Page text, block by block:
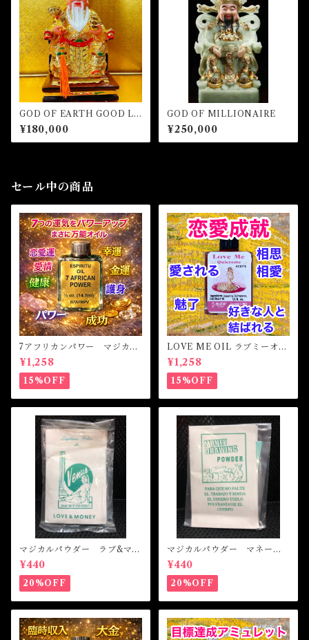
GOD OF EARTH GOOD LU
CK MILLIONAIRE
¥180,000
GOD OF MILLIONAIRE
¥250,000
セール中の商品
7アフリカンパワー マジカル
オイル・魔女オイル 7AFRI
CAN POWERS Magical Oil
¥1,258
15%OFF
LOVE ME OIL ラブミーオイ
ル -相思相愛・愛される-
¥1,258
15%OFF
マジカルパウダー ラブ&マネ
ー Magical Powder LOVE
&MONEY
¥440
20%OFF
マジカルパウダー マネード
ローイング Magical Powde
r MONEY DRAWING
¥440
20%OFF